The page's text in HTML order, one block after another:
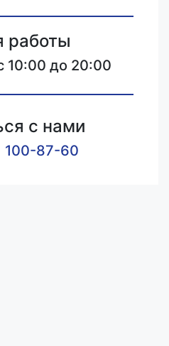
работы
10:00 до 20:00
с нами
100-87-60